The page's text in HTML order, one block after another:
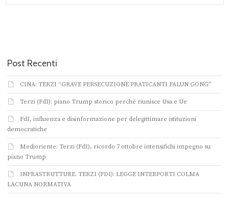
Post Recenti
CINA: TERZI “GRAVE PERSECUZIONE PRATICANTI FALUN GONG”
Terzi (FdI): piano Trump storico perché riunisce Usa e Ue
FdI, influenza e disinformazione per delegittimare istituzioni
democratiche
Medioriente: Terzi (FdI), ricordo 7 ottobre intensifichi impegno su
piano Trump
INFRASTRUTTURE. TERZI (FDI): LEGGE INTERPORTI COLMA
LACUNA NORMATIVA